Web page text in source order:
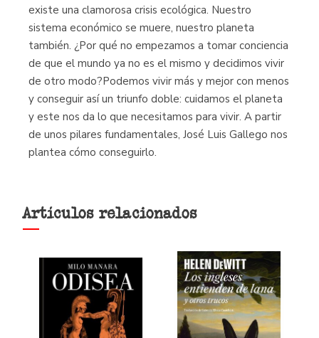
existe una clamorosa crisis ecológica. Nuestro
sistema económico se muere, nuestro planeta
también. ¿Por qué no empezamos a tomar conciencia
de que el mundo ya no es el mismo y decidimos vivir
de otro modo?Podemos vivir más y mejor con menos
y conseguir así un triunfo doble: cuidamos el planeta
y este nos da lo que necesitamos para vivir. A partir
de unos pilares fundamentales, José Luis Gallego nos
plantea cómo conseguirlo.
Artículos relacionados